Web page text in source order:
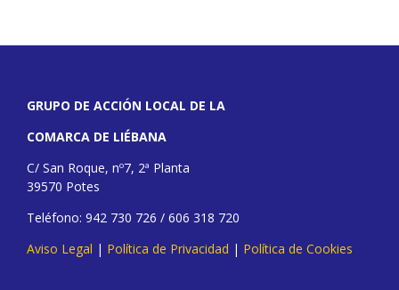
GRUPO DE ACCIÓN LOCAL DE LA
COMARCA DE LIÉBANA
C/ San Roque, nº7, 2ª Planta
39570 Potes
Teléfono: 942 730 726 / 606 318 720
Aviso Legal | Política de Privacidad | Política de Cookies